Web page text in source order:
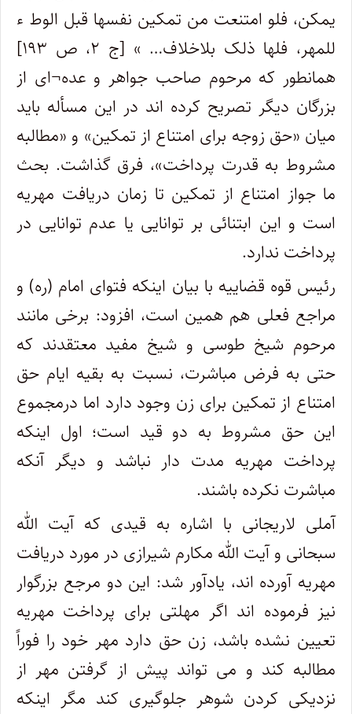
یمکن، فلو امتنعت من تمکین نفسها قبل الوط ء
للمهر، فلها ذلک بلاخلاف… » [ج ۲، ص ۱۹۳]
همانطور که مرحوم صاحب جواهر و عده¬ای از
بزرگان دیگر تصریح کرده اند در این مسأله باید
میان «حق زوجه برای امتناع از تمکین» و «مطالبه
مشروط به قدرت پرداخت»، فرق گذاشت. بحث
ما جواز امتناع از تمکین تا زمان دریافت مهریه
است و این ابتنائی بر توانایی یا عدم توانایی در
پرداخت ندارد.
رئیس قوه قضاییه با بیان اینکه فتوای امام (ره) و
مراجع فعلی هم همین است، افزود: برخی مانند
مرحوم شیخ طوسی و شیخ مفید معتقدند که
حتی به فرض مباشرت، نسبت به بقیه ایام حق
امتناع از تمکین برای زن وجود دارد اما درمجموع
این حق مشروط به دو قید است؛ اول اینکه
پرداخت مهریه مدت دار نباشد و دیگر آنکه
مباشرت نکرده باشند.
آملی لاریجانی با اشاره به قیدی که آیت الله
سبحانی و آیت الله مکارم شیرازی در مورد دریافت
مهریه آورده اند، یادآور شد: این دو مرجع بزرگوار
نیز فرموده اند اگر مهلتی برای پرداخت مهریه
تعیین نشده باشد، زن حق دارد مهر خود را فوراً
مطالبه کند و می تواند پیش از گرفتن مهر از
نزدیکی کردن شوهر جلوگیری کند مگر اینکه